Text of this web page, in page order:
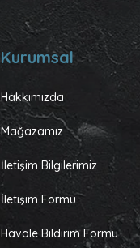
Kurumsal
Hakkımızda
Mağazamız
İletişim Bilgilerimiz
İletişim Formu
Havale Bildirim Formu